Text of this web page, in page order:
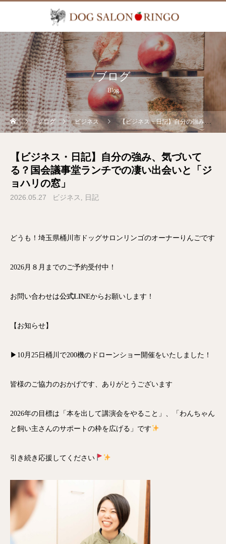
ブログ
Blog
ブログ ビジネス 【ビジネス・日記】自分の強み、気づいてる？国会議事堂ランチでの凄い出会いと「ジョハリの窓」
【ビジネス・日記】自分の強み、気づいて
る？国会議事堂ランチでの凄い出会いと「ジ
ョハリの窓」
2026.05.27 ビジネス 日記
どうも！埼玉県桶川市ドッグサロンリンゴのオーナーりんごです
2026月８月までのご予約受付中！
お問い合わせは公式LINEからお願いします！
【お知らせ】
▶10月25日桶川で200機のドローンショー開催をいたしました！
皆様のご協力のおかげです、ありがとうございます
2026年の目標は「本を出して講演会をやること」、「わんちゃん
と飼い主さんのサポートの枠を広げる」です
引き続き応援してください